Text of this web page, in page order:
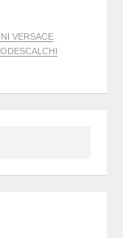
VERSACE